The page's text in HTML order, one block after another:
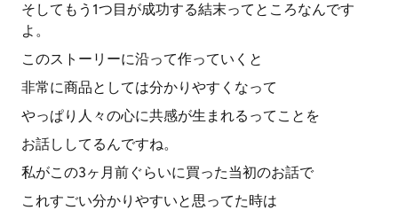
そしてもう1つ目が成功する結末ってところなんです
よ。
このストーリーに沿って作っていくと
非常に商品としては分かりやすくなって
やっぱり人々の心に共感が生まれるってことを
お話ししてるんですね。
私がこの3ヶ月前ぐらいに買った当初のお話で
これすごい分かりやすいと思ってた時は